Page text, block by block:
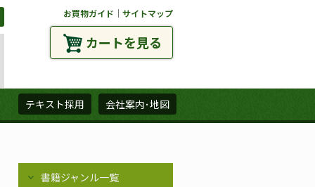
お買物ガイド ｜ サイトマップ
カートを見る
テキスト採用 会社案内･地図
書籍ジャンル一覧